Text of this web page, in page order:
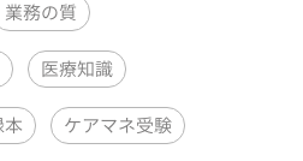
業務の質
医療知識
本 ケアマネ受験